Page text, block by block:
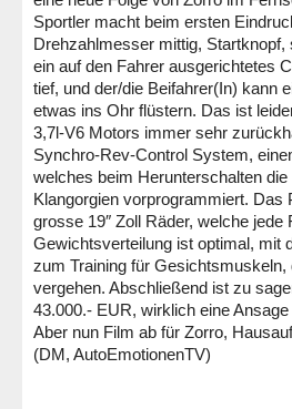
Sportler macht beim ersten
Drehzahlmesser mittig,
ein auf den Fahrer ausgerichtetes
tief, und der/die Beifahrer(In) kann
etwas ins Ohr flüstern. Das ist
3,7l-V6 Motors immer sehr
Synchro-Rev-Control System,
welches beim Herunterschalten
Klangorgien vorprogrammiert.
grosse 19″ Zoll Räder, welche
Gewichtsverteilung ist optimal, mit
zum Training für
vergehen. Abschließend ist zu
43.000.- EUR, wirklich eine
Aber nun Film ab für Zorro,
(DM, AutoEmotionenTV)